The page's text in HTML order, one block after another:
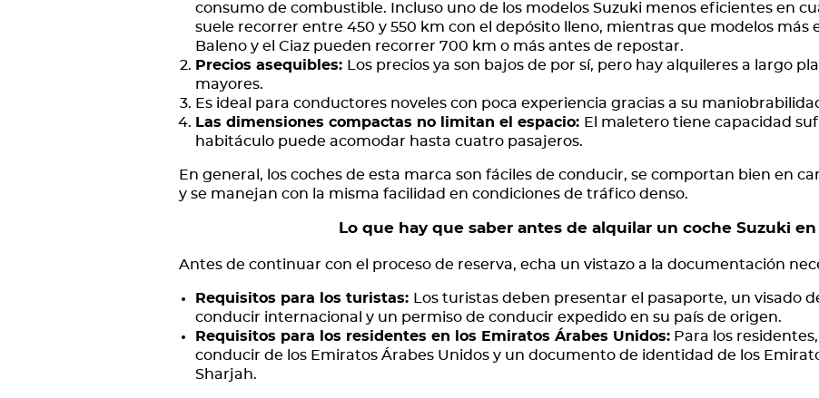
consumo de combustible. Incluso uno de los modelos Suzuki menos eficientes en
suele recorrer entre 450 y 550 km con el depósito lleno, mientras que modelos más
Baleno y el Ciaz pueden recorrer 700 km o más antes de repostar.
Precios asequibles:
Los precios ya son bajos de por sí, pero hay alquileres a largo
mayores.
Es ideal para conductores noveles con poca experiencia gracias a su
Las dimensiones compactas no limitan el espacio: El maletero tiene capacidad
habitáculo puede acomodar hasta cuatro pasajeros.
En general, los coches de esta marca son fáciles de conducir, se comportan bien en
y se manejan con la misma facilidad en condiciones de tráfico denso.
Lo que hay que saber antes de alquilar un coche Suzuki en
Antes de continuar con el proceso de reserva, echa un vistazo a la documentación
Requisitos para los turistas:
Los turistas deben presentar el pasaporte, un visado
conducir internacional y un permiso de conducir expedido en su país de origen.
Requisitos para los residentes en los Emiratos Árabes Unidos: Para los
conducir de los Emiratos Árabes Unidos y un documento de identidad de los
Sharjah.